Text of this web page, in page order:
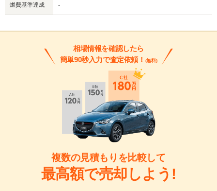
燃費基準達成 -
相場情報を確認したら
簡単90秒入力で査定依頼！ (無料)
複数の見積もりを比較して
最高額で売却しよう!